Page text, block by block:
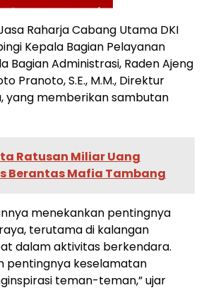
Raharja Cabang Utama DKI
Kepala Bagian Pelayanan
Bagian Administrasi, Raden Ajeng
Pranoto, S.E., M.M., Direktur
yang memberikan sambutan
Ratusan Miliar Uang
Berantas Mafia Tambang
menekankan pentingnya
terutama di kalangan
dalam aktivitas berkendara.
pentingnya keselamatan
teman-teman,” ujar